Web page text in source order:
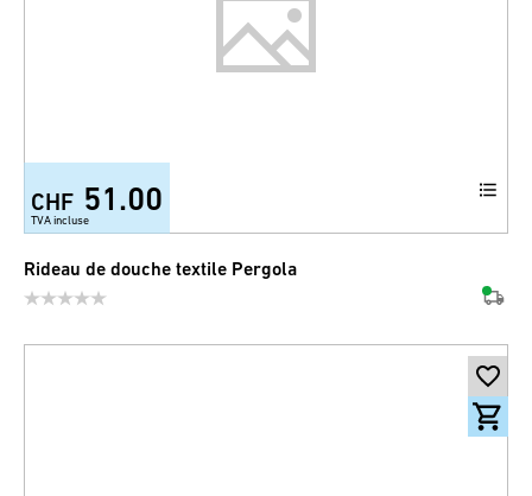
CHF 51.00
TVA incluse
Rideau de douche textile Pergola